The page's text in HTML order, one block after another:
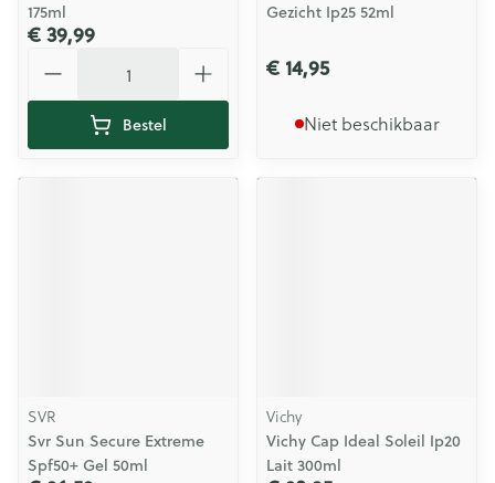
175ml
€ 39,99
Bestel
Gezicht Ip25 52ml
€ 14,95
Niet beschikbaar
SVR
Svr Sun Secure Extreme
Spf50+ Gel 50ml
Vichy
Vichy Cap Ideal Soleil Ip20
Lait 300ml